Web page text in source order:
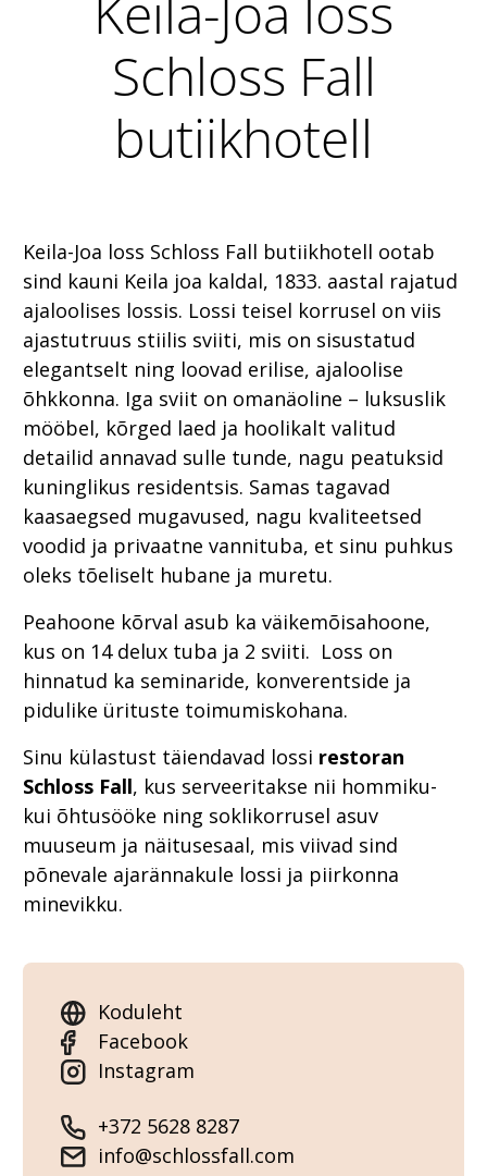
Schloss Fall
butiikhotell
Keila-Joa loss Schloss Fall butiikhotell ootab
sind kauni Keila joa kaldal, 1833. aastal rajatud
ajaloolises lossis. Lossi teisel korrusel on viis
ajastutruus stiilis sviiti, mis on sisustatud
elegantselt ning loovad erilise, ajaloolise
õhkkonna. Iga sviit on omanäoline – luksuslik
mööbel, kõrged laed ja hoolikalt valitud
detailid annavad sulle tunde, nagu peatuksid
kuninglikus residentsis. Samas tagavad
kaasaegsed mugavused, nagu kvaliteetsed
voodid ja privaatne vannituba, et sinu puhkus
oleks tõeliselt hubane ja muretu.
Peahoone kõrval asub ka väikemõisahoone,
kus on 14 delux tuba ja 2 sviiti. Loss on
hinnatud ka seminaride, konverentside ja
pidulike ürituste toimumiskohana.
Sinu külastust täiendavad lossi restoran
Schloss Fall, kus serveeritakse nii hommiku-
kui õhtusööke ning soklikorrusel asuv
muuseum ja näitusesaal, mis viivad sind
põnevale ajarännakule lossi ja piirkonna
minevikku.
Koduleht
Facebook
Instagram
+372 5628 8287
info@schlossfall.com